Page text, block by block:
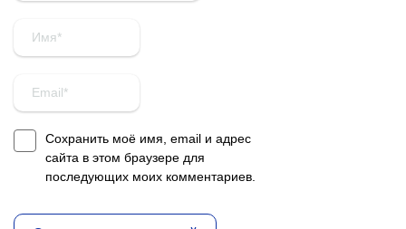
Сохранить моё имя, email и адрес
сайта в этом браузере для
последующих моих комментариев.